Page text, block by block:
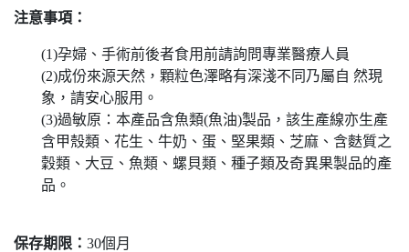
注意事項：
(1)孕婦、手術前後者食用前請詢問專業醫療人員
(2)成份來源天然，顆粒色澤略有深淺不同乃屬自 然現
象，請安心服用。
(3)過敏原：本產品含魚類(魚油)製品，該生產線亦生產
含甲殼類、花生、牛奶、蛋、堅果類、芝麻、含麩質之
穀類、大豆、魚類、螺貝類、種子類及奇異果製品的產
品。
保存期限： 30個月